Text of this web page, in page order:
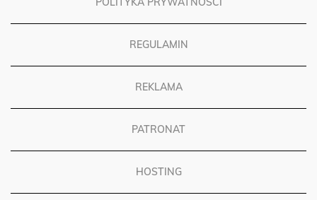
REGULAMIN
REKLAMA
PATRONAT
HOSTING